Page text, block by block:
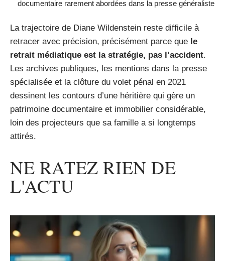
documentaire rarement abordées dans la presse généraliste
La trajectoire de Diane Wildenstein reste difficile à
retracer avec précision, précisément parce que le
retrait médiatique est la stratégie, pas l’accident.
Les archives publiques, les mentions dans la presse
spécialisée et la clôture du volet pénal en 2021
dessinent les contours d’une héritière qui gère un
patrimoine documentaire et immobilier considérable,
loin des projecteurs que sa famille a si longtemps
attirés.
NE RATEZ RIEN DE
L'ACTU